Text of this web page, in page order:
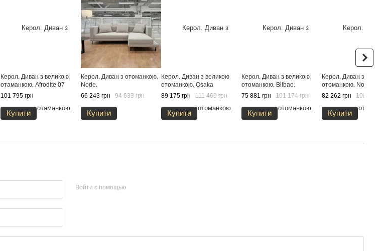
Керол. Диван з великою
отаманкою. Afrodite 07
101 795 грн
Купити
Керол. Диван з отоманкою.
Node.
66 243 грн
94 633 грн
Купити
Керол. Диван з великою
отоманкою. Osaka
89 175 грн
111 469 грн
Купити
Керол. Диван з великою
отоманкою. Bilbao.
75 881 грн
101 174 грн
Купити
Керол. Диван з
отоманкою. Node.
82 262 грн
102 827
Купити
Войти с помощью